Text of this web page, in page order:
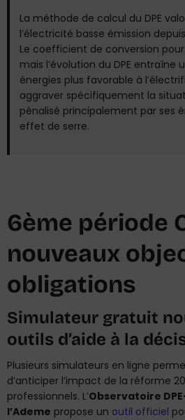
La méthode de calcul du DPE
l’électricité basse émission
Le coefficient de conversion pour
mais l’évolution du DPE entraîne
énergies plus favorable à
aggraver spécifiquement la
pénalisé principalement par ses
effet de serre.
6ème période
nouveaux
obligations
Simulateur gratuit
outils d’aide à la
Plusieurs simulateurs en ligne
d’anticiper l’impact de la réforme
professionnels. L’Observatoire
l’Ademe propose un outil officiel